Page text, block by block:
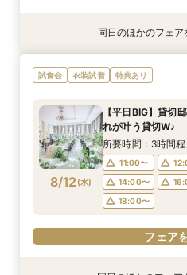
特典あり 動画あり
8/11(火)
＜初めての式場見
たり相談＆見学会
9:00〜
14:30〜
18:00〜
フェア
特典あり
8/11(火)
【特別婚】マタニ
準備安心相談会*
9:00〜
14:30〜
18:00〜
フェア
特典あり
8/11(火)
【料理重視の方◎
てなし料理特典
9:00〜
14:30〜
18:00〜
フェア
8/11(火)
【60分クイックフ
学にも◎
9:00〜
14:30〜
18:00〜
フェア
特典あり
8/11(火)
【全館OK】大切
宴フェア
9:00〜
14:30〜
18:00〜
フェア
8/11(火)
【遠方の方◎オン
豪華5大特典付き
9:00〜
14:30〜
18:00〜
フェア
特典あり
8/11(火)
【10名～会食プラ
エディング相談会
9:00〜
14:15〜
18:00〜
フェア
特典あり
8/11(火)
【カメラマン指名
フォト婚フェア
9:00〜
14:30〜
18:00〜
フェア
同日のほかのフェア
試食会 衣装試着 特典あり
8/12(水)
【平日BIG】貸切
れが叶う貸切W♪
所要時間：3時間
11:00〜
14:00〜
18:00〜
フェア